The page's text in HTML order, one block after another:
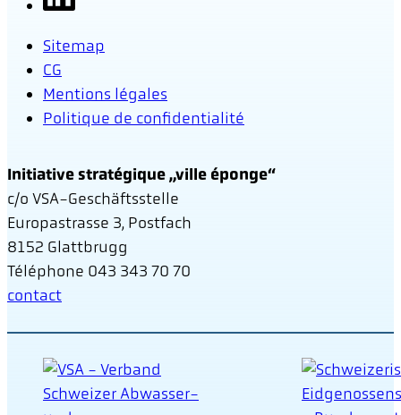
Sitemap
CG
Mentions légales
Politique de confidentialité
Initiative stratégique „ville éponge“
c/o VSA-Geschäftsstelle
Europastrasse 3, Postfach
8152 Glattbrugg
Téléphone 043 343 70 70
contact